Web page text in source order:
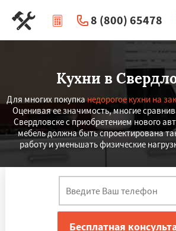
8 (800) 65478
| Перезвоните
Кухни в
Для многих покупканедорогое кухни на
Оценивая ее значимость, многие
Свердловске с приобретением нового
мебель должна быть спроектирована
работу и уменьшать физические